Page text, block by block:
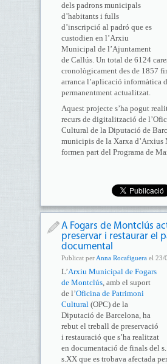
dels padrons municipals
d’habitants i fulls
d’inscripció al padró que es
custodien en l’Arxiu
Municipal de l’Ajuntament
de Callús. Un total de 6124
cronològicament des de 1857
arranca l’aplicació informàtica
permanentment actualitzat.
Aquest projecte s’ha pogut
recurs de digitalització de
Cultural de la Diputació de
municipis de la Xarxa d’Arxius
formen part del Programa de
A Fogars de Montclús
preservar i restaurar el
documental
Publicat per Anna Rocafiguerael 23/
L’Arxiu Municipal de Fogars
de Montclús, amb el suport
de l’Oficina de Patrimoni
Cultural (OPC) de la
Diputació de Barcelona, ha
rebut el treball de preservació
i restauració que s’ha realitzat
en documentació de finals del
s.XX que es trobava afectada